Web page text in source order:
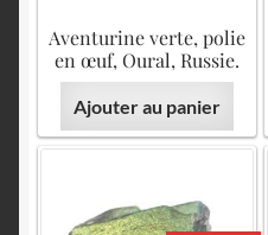
Aventurine verte, polie
en œuf, Oural, Russie.
Ajouter au panier